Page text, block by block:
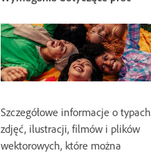
Szczegółowe informacje o typach
zdjęć, ilustracji, filmów i plików
wektorowych, które można